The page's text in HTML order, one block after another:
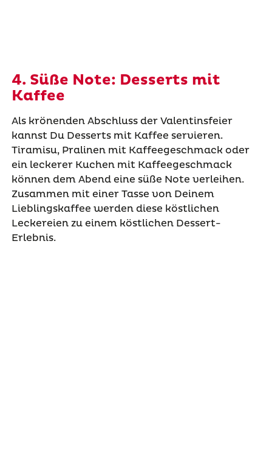
4. Süße Note: Desserts mit
Kaffee
Als krönenden Abschluss der Valentinsfeier
kannst Du Desserts mit Kaffee servieren.
Tiramisu, Pralinen mit Kaffeegeschmack oder
ein leckerer Kuchen mit Kaffeegeschmack
können dem Abend eine süße Note verleihen.
Zusammen mit einer Tasse von Deinem
Lieblingskaffee werden diese köstlichen
Leckereien zu einem köstlichen Dessert-
Erlebnis.